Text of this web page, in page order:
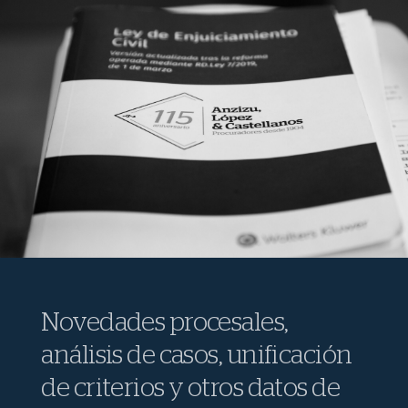
Novedades procesales,
análisis de casos, unificación
de criterios y otros datos de